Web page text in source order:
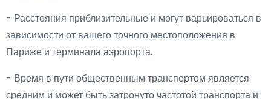
- Расстояния приблизительные и могут варьироваться в
зависимости от вашего точного местоположения в
Париже и терминала аэропорта.
- Время в пути общественным транспортом является
средним и может быть затронуто частотой транспорта и